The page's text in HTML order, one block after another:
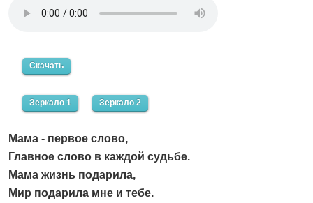
Скачать
Зеркало 1 Зеркало 2
Мама - первое слово,
Главное слово в каждой судьбе.
Мама жизнь подарила,
Мир подарила мне и тебе.